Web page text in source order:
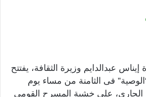
عبدالدايم وزيرة الثقافة، يفتتح
فى الثامنة من مساء يوم
نوفمبر الجارى، على خشبة المسرح القومي